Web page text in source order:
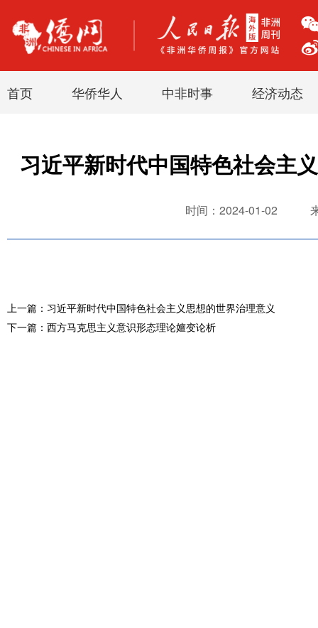
首页 华侨华人 中非时事 经济动态
习近平新时代中国特色社会主
时间：2024-01-02
上一篇：习近平新时代中国特色社会主义思想的世界治理意义
下一篇：西方马克思主义意识形态理论嬗变论析